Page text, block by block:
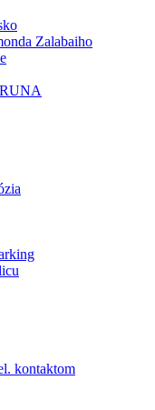
Zalabaiho
kontaktom